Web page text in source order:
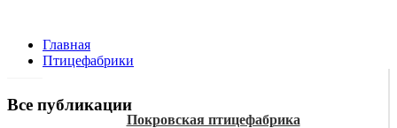
Главная
Птицефабрики
Покровская птицефабрика
Все публикации